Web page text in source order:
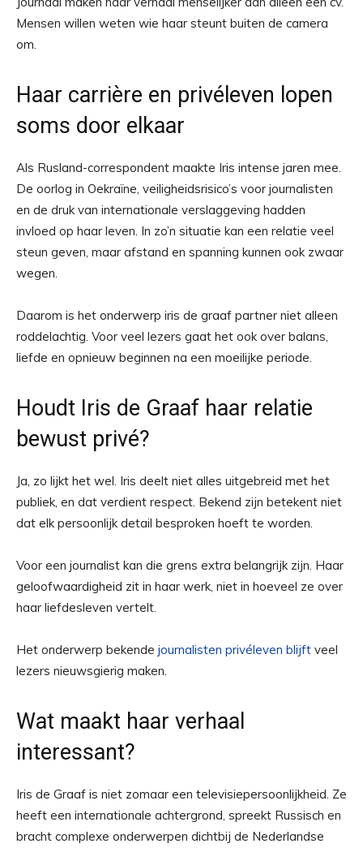
Mensen willen weten wie haar steunt buiten de camera
om.
Haar carrière en privéleven lopen
soms door elkaar
Als Rusland-correspondent maakte Iris intense jaren mee.
De oorlog in Oekraïne, veiligheidsrisico’s voor journalisten
en de druk van internationale verslaggeving hadden
invloed op haar leven. In zo’n situatie kan een relatie veel
steun geven, maar afstand en spanning kunnen ook zwaar
wegen.
Daarom is het onderwerp iris de graaf partner niet alleen
roddelachtig. Voor veel lezers gaat het ook over balans,
liefde en opnieuw beginnen na een moeilijke periode.
Houdt Iris de Graaf haar relatie
bewust privé?
Ja, zo lijkt het wel. Iris deelt niet alles uitgebreid met het
publiek, en dat verdient respect. Bekend zijn betekent niet
dat elk persoonlijk detail besproken hoeft te worden.
Voor een journalist kan die grens extra belangrijk zijn. Haar
geloofwaardigheid zit in haar werk, niet in hoeveel ze over
haar liefdesleven vertelt.
Het onderwerp bekende journalisten privéleven blijft veel
lezers nieuwsgierig maken.
Wat maakt haar verhaal
interessant?
Iris de Graaf is niet zomaar een televisiepersoonlijkheid. Ze
heeft een internationale achtergrond, spreekt Russisch en
bracht complexe onderwerpen dichtbij de Nederlandse